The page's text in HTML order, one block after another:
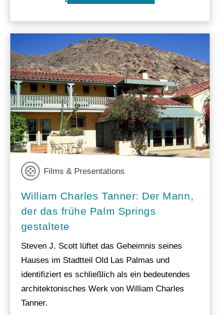
Films & Presentations
William Charles Tanner: Der Mann,
der das frühe Palm Springs
gestaltete
Steven J. Scott lüftet das Geheimnis seines
Hauses im Stadtteil Old Las Palmas und
identifiziert es schließlich als ein bedeutendes
architektonisches Werk von William Charles
Tanner.